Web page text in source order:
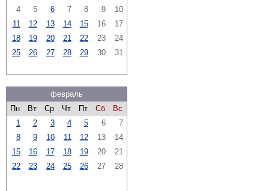
4
5 6 7 8 9
10
11
12 13 14 15 16
17
18
19 20 21 22 23
24
25
26 27 28 29 30 31
февраль
Пн
Вт Ср Чт Пт Сб
Вс
1
2 3 4 5 6
7
8
9 10 11 12 13
14
15
16 17 18 19 20
21
22
23 24 25 26 27 28